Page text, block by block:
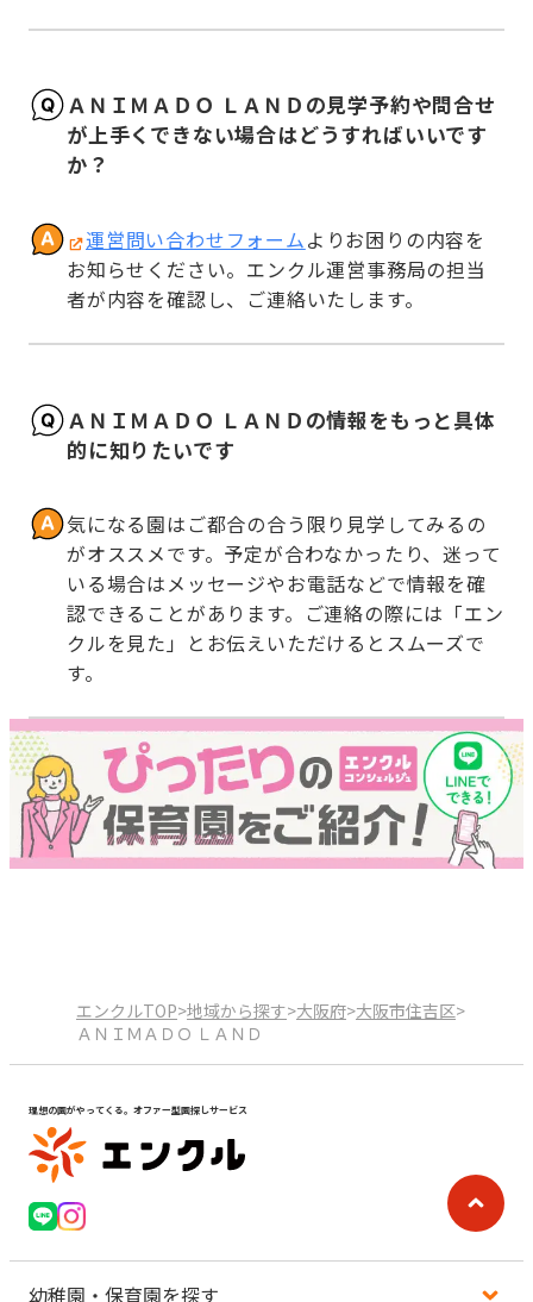
ＡＮＩＭＡＤＯ ＬＡＮＤの見学予約や問合せ
が上手くできない場合はどうすればいいです
か？
運営問い合わせフォームよりお困りの内容を
お知らせください。エンクル運営事務局の担当
者が内容を確認し、ご連絡いたします。
ＡＮＩＭＡＤＯ ＬＡＮＤの情報をもっと具体
的に知りたいです
気になる園はご都合の合う限り見学してみるの
がオススメです。予定が合わなかったり、迷って
いる場合はメッセージやお電話などで情報を確
認できることがあります。ご連絡の際には「エン
クルを見た」とお伝えいただけるとスムーズで
す。
エンクルTOP>地域から探す>大阪府>大阪市住吉区>
ＡＮＩＭＡＤＯ ＬＡＮＤ
理想の園がやってくる。オファー型園探しサービス
幼稚園・保育園を探す